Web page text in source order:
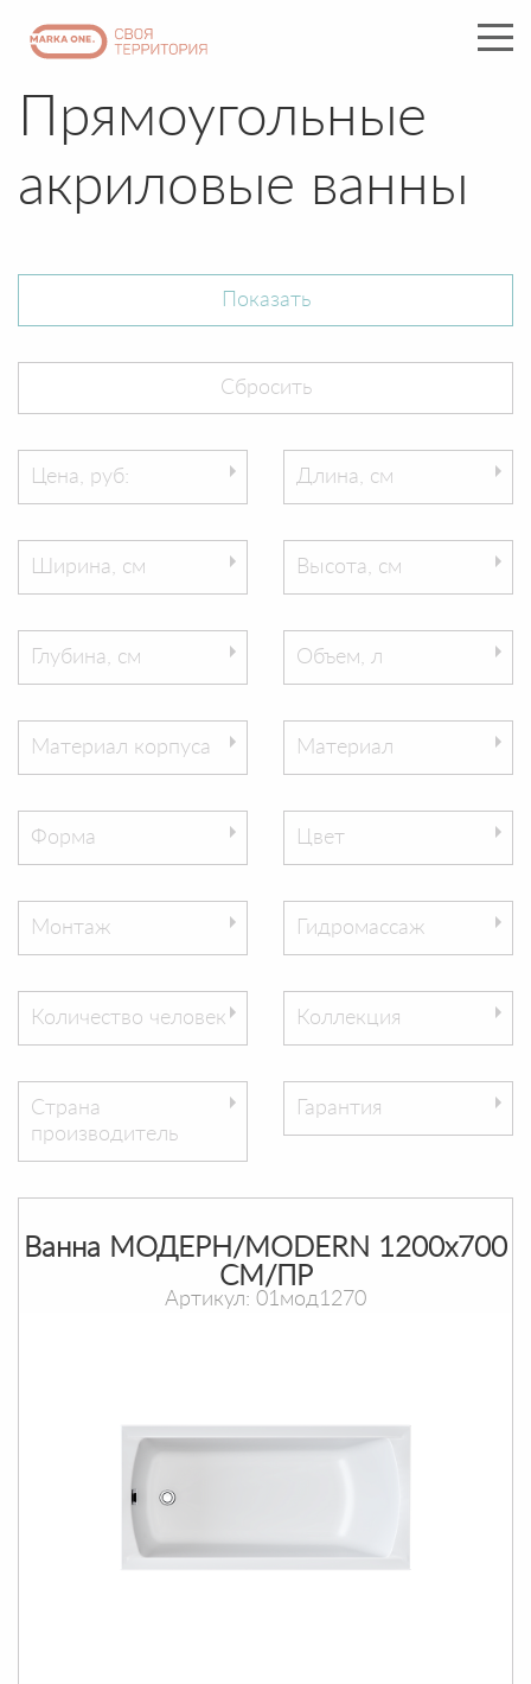
Прямоугольные
акриловые ванны
Цена, руб: Длина, см
Ширина, см Высота, см
Глубина, см Объем, л
Материал корпуса Материал
Форма Цвет
Монтаж Гидромассаж
Количество человек Коллекция
Страна
производитель
Гарантия
Ванна МОДЕРН/MODERN 1200х700
СМ/ПР
Артикул: 01мод1270